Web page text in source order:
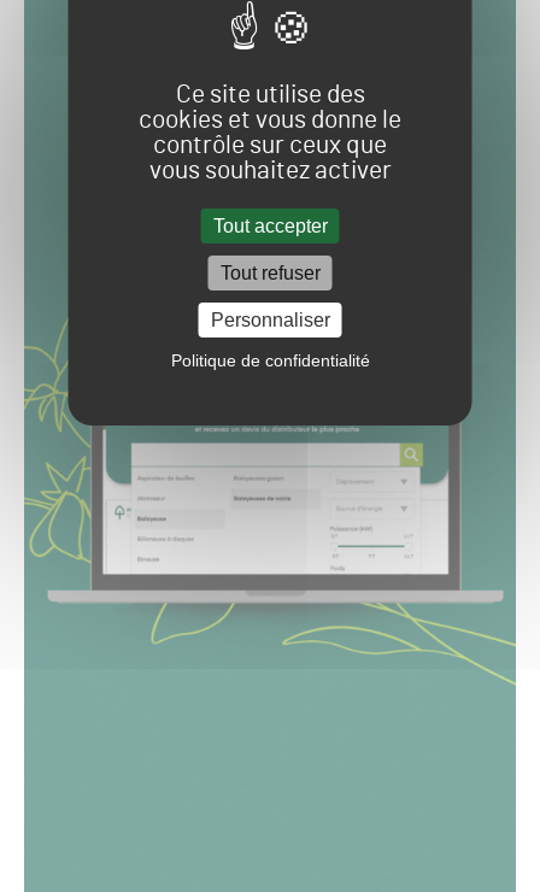
Ce site utilise des
cookies et vous donne le
contrôle sur ceux que
vous souhaitez activer
Tout accepter
Tout refuser
Personnaliser
Politique de confidentialité